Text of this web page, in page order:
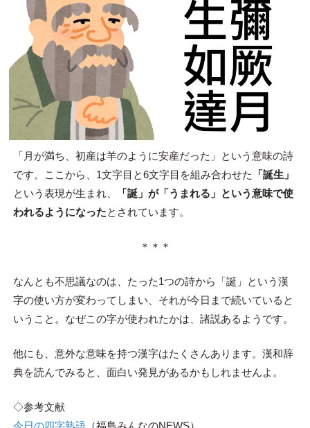
「月が満ち、初産は羊のように安産だった」という意味の詩
です。ここから、1文字目と6文字目を組み合わせた
「誕生」
という表現が生まれ、
「誕」が「うまれる」という意味で使
われるようになったとされています。
＊＊＊
なんとも不思議なのは、たった1つの詩から「誕」という漢
字の使い方が変わってしまい、それが今日まで続いていると
いうこと。なぜこの字が使われたかは、諸説あるようです。
他にも、意外な意味を持つ漢字はたくさんあります。漢和辞
典を読んでみると、面白い発見があるかもしれませんよ。
◇参考文献
今日の四字熟語（福島みんなのNEWS）